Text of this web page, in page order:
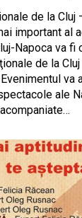
de la
important al
Napoca va fi
de la
va
ale